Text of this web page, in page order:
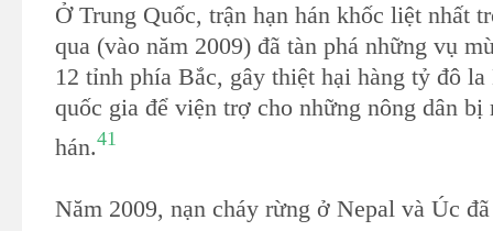
Ở Trung Quốc, trận hạn hán khốc liệt nhất
qua (vào năm 2009) đã tàn phá những vụ
12 tỉnh phía Bắc, gây thiệt hại hàng tỷ đô
quốc gia để viện trợ cho những nông dân bị
hán.41
Năm 2009, nạn cháy rừng ở Nepal và Úc